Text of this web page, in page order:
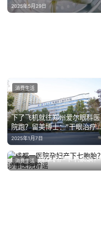
2025年5月29日
下了飞机就往郑州爱尔眼科医
院跑？留美博士：“干眼治疗
还是咱们国内好！”
2025年1月7日
消费生活
成都一医院孕妇产下七胞胎？
涉事医院辟谣
2025年4月19日
消费生活